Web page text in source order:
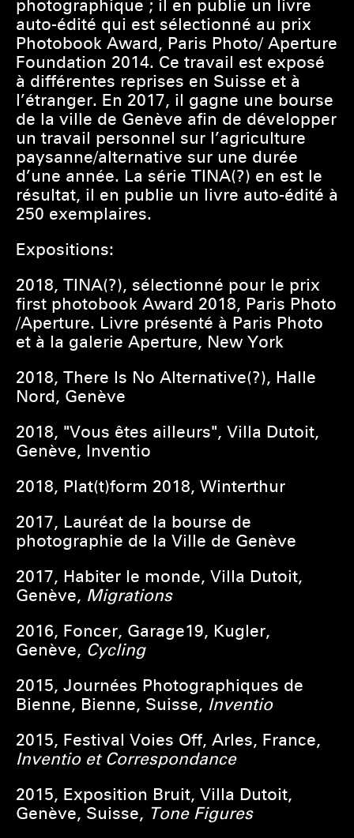
photographique ; il en publie un livre
auto-édité qui est sélectionné au prix
Photobook Award, Paris Photo/ Aperture
Foundation 2014. Ce travail est exposé
à différentes reprises en Suisse et à
l’étranger. En 2017, il gagne une bourse
de la ville de Genève afin de développer
un travail personnel sur l’agriculture
paysanne/alternative sur une durée
d’une année. La série TINA(?) en est le
résultat, il en publie un livre auto-édité à
250 exemplaires.
Expositions:
2018, TINA(?), sélectionné pour le prix
first photobook Award 2018, Paris Photo
/Aperture. Livre présenté à Paris Photo
et à la galerie Aperture, New York
2018, There Is No Alternative(?), Halle
Nord, Genève
2018, "Vous êtes ailleurs", Villa Dutoit,
Genève, Inventio
2018, Plat(t)form 2018, Winterthur
2017, Lauréat de la bourse de
photographie de la Ville de Genève
2017, Habiter le monde, Villa Dutoit,
Genève, Migrations
2016, Foncer, Garage19, Kugler,
Genève, Cycling
2015, Journées Photographiques de
Bienne, Bienne, Suisse, Inventio
2015, Festival Voies Off, Arles, France,
Inventio et Correspondance
2015, Exposition Bruit, Villa Dutoit,
Genève, Suisse, Tone Figures